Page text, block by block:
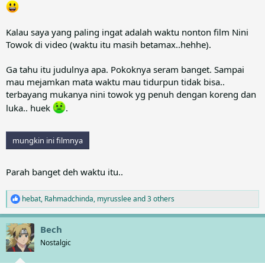
Kalau saya yang paling ingat adalah waktu nonton film Nini
Towok di video (waktu itu masih betamax..hehhe).
Ga tahu itu judulnya apa. Pokoknya seram banget. Sampai
mau mejamkan mata waktu mau tidurpun tidak bisa..
terbayang mukanya nini towok yg penuh dengan koreng dan
luka.. huek
.
mungkin ini filmnya
Parah banget deh waktu itu..
R
e
a
c
t
i
hebat, Rahmadchinda, myrussleeand 3 others
Bech
Nostalgic